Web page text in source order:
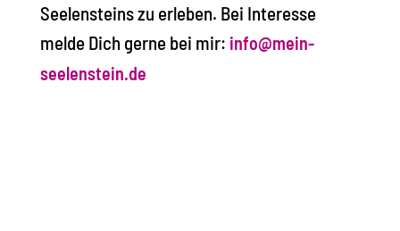
Seelensteins zu erleben. Bei Interesse
melde Dich gerne bei mir: info@mein-
seelenstein.de